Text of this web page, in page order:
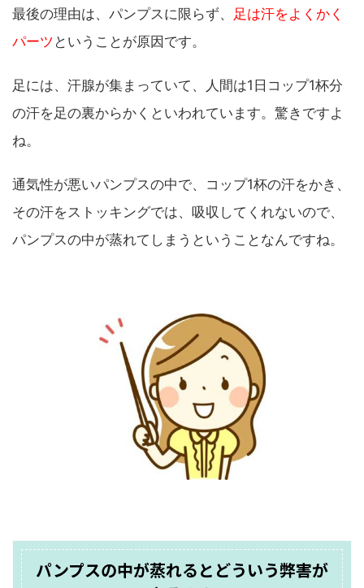
最後の理由は、パンプスに限らず、 足は汗をよくかく
パーツ ということが原因です。
足には、汗腺が集まっていて、人間は1日コップ1杯分
の汗を足の裏からかくといわれています。驚きですよ
ね。
通気性が悪いパンプスの中で、コップ1杯の汗をかき、
その汗をストッキングでは、吸収してくれないので、
パンプスの中が蒸れてしまうということなんですね。
パンプスの中が蒸れるとどういう弊害が